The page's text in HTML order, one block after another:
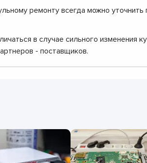
ремонту всегда можно
в случае сильного изменения
- поставщиков.